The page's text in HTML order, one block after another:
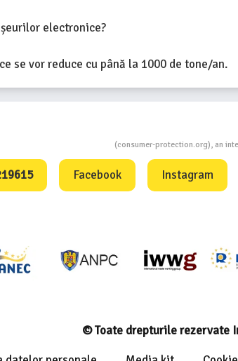
electronice?
se vor reduce cu până la 1000 de tone/an.
(consumer-protection.org), an
Facebook Instagram
© Toate drepturile rezervate